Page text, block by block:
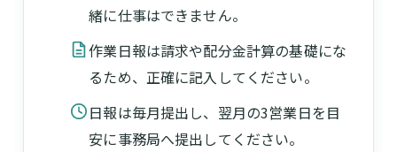
緒に仕事はできません。
作業日報は請求や配分金計算の基礎にな
るため、正確に記入してください。
日報は毎月提出し、翌月の3営業日を目
安に事務局へ提出してください。